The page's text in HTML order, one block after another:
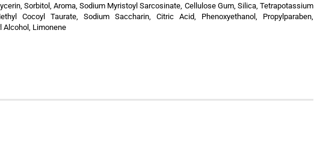
Sorbitol, Aroma, Sodium Myristoyl Sarcosinate, Cellulose Gum, Silica, Tetrapotassium
Cocoyl Taurate, Sodium Saccharin, Citric Acid, Phenoxyethanol, Propylparaben,
Alcohol, Limonene